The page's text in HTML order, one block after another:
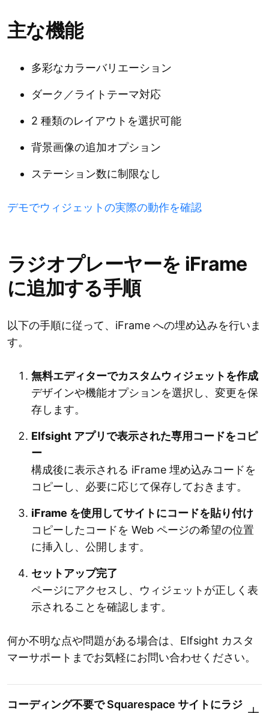
主な機能
多彩なカラーバリエーション
ダーク／ライトテーマ対応
2 種類のレイアウトを選択可能
背景画像の追加オプション
ステーション数に制限なし
デモでウィジェットの実際の動作を確認
ラジオプレーヤーを iFrame
に追加する手順
以下の手順に従って、iFrame への埋め込みを行いま
す。
無料エディターでカスタムウィジェットを作成
デザインや機能オプションを選択し、変更を保
存します。
Elfsight アプリで表示された専用コードをコピ
ー
構成後に表示される iFrame 埋め込みコードを
コピーし、必要に応じて保存しておきます。
iFrame を使用してサイトにコードを貼り付け
コピーしたコードを Web ページの希望の位置
に挿入し、公開します。
セットアップ完了
ページにアクセスし、ウィジェットが正しく表
示されることを確認します。
何か不明な点や問題がある場合は、Elfsight カスタ
マーサポートまでお気軽にお問い合わせください。
コーディング不要で Squarespace サイトにラジ